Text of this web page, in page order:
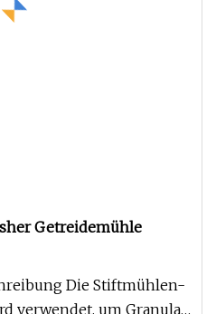
Getreidemühle
Die Stiftmühlen-
verwendet, um Granulat